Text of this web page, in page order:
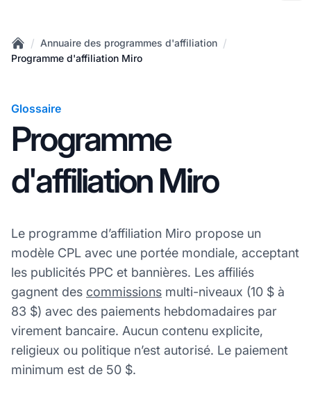
Home
/ Annuaire des programmes d'affiliation /
Programme d'affiliation Miro
Glossaire
Programme
d'affiliation Miro
Le programme d’affiliation Miro propose un
modèle CPL avec une portée mondiale, acceptant
les publicités PPC et bannières. Les affiliés
gagnent des commissions multi-niveaux (10 $ à
83 $) avec des paiements hebdomadaires par
virement bancaire. Aucun contenu explicite,
religieux ou politique n’est autorisé. Le paiement
minimum est de 50 $.